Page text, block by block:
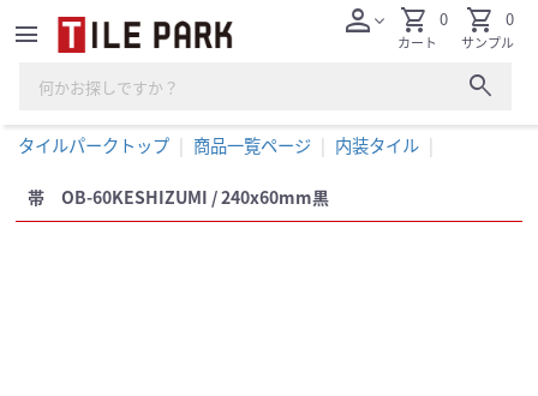
menu
search
personexpand_more shopping_cart
カート
0 shopping_cart
サンプル
0
タイルパークトップ 商品一覧ページ 内装タイル
帯 OB-60KESHIZUMI / 240x60mm黒